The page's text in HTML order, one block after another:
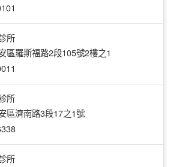
所
區羅斯福路2段105號2樓之1
所
區濟南路3段17之1號
所